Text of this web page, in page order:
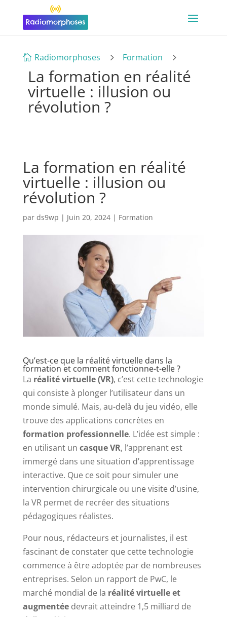
 Radiomorphoses 5 Formation 5
La formation en réalité
virtuelle : illusion ou
révolution ?
La formation en réalité
virtuelle : illusion ou
révolution ?
par ds9wp | Juin 20, 2024| Formation
Qu’est-ce que la réalité virtuelle dans la
formation et comment fonctionne-t-elle ?
La réalité virtuelle (VR), c’est cette technologie
qui consiste à plonger l’utilisateur dans un
monde simulé. Mais, au-delà du jeu vidéo, elle
trouve des applications concrètes en
formation professionnelle. L’idée est simple :
en utilisant un casque VR, l’apprenant est
immergé dans une situation d’apprentissage
interactive. Que ce soit pour simuler une
intervention chirurgicale ou une visite d’usine,
la VR permet de recréer des situations
pédagogiques réalistes.
Pour nous, rédacteurs et journalistes, il est
fascinant de constater que cette technologie
commence à être adoptée par de nombreuses
entreprises. Selon un rapport de PwC, le
marché mondial de la réalité virtuelle et
augmentéedevrait atteindre 1,5 milliard de